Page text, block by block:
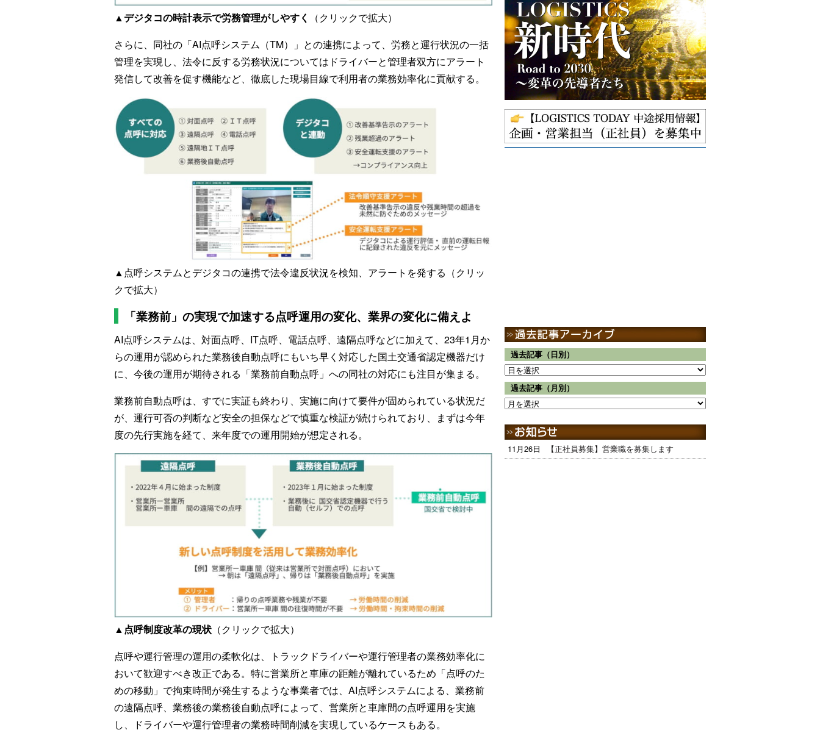
▲デジタコの時計表示で労務管理がしやすく
（クリックで拡大）
さらに、同社の「AI点呼システム（TM）」との連携によって、労務と運行状況の一括
管理を実現し、法令に反する労務状況についてはドライバーと管理者双方にアラート
発信して改善を促す機能など、徹底した現場目線で利用者の業務効率化に貢献する。
▲点呼システムとデジタコの連携で法令違反状況を検知、アラートを発する（クリッ
クで拡大）
「業務前」の実現で加速する点呼運用の変化、業界の変化に備えよ
AI点呼システムは、対面点呼、IT点呼、電話点呼、遠隔点呼などに加えて、23年1月か
らの運用が認められた業務後自動点呼にもいち早く対応した国土交通省認定機器だけ
に、今後の運用が期待される「業務前自動点呼」への同社の対応にも注目が集まる。
業務前自動点呼は、すでに実証も終わり、実施に向けて要件が固められている状況だ
が、運行可否の判断など安全の担保などで慎重な検証が続けられており、まずは今年
度の先行実施を経て、来年度での運用開始が想定される。
▲点呼制度改革の現状 （クリックで拡大）
点呼や運行管理の運用の柔軟化は、トラックドライバーや運行管理者の業務効率化に
おいて歓迎すべき改正である。特に営業所と車庫の距離が離れているため「点呼のた
めの移動」で拘束時間が発生するような事業者では、AI点呼システムによる、業務前
の遠隔点呼、業務後の業務後自動点呼によって、営業所と車庫間の点呼運用を実施
し、ドライバーや運行管理者の業務時間削減を実現しているケースもある。
過去記事（日別）
過去記事（月別）
11月26日 【正社員募集】営業職を募集します